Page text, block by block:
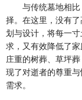
与传统墓地相
择。在这里，没有
划与设计，将每一
求，又有效降低了
庄重的树葬、草坪
现了对逝者的尊重
需求。